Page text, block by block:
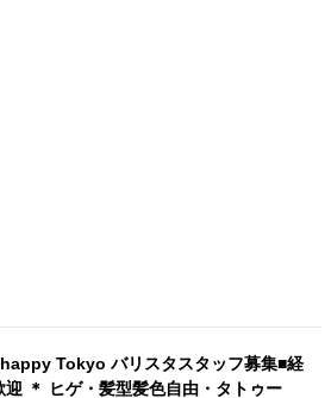
Tokyo バリスタスタッフ募集■経
迎 ＊ ヒゲ・髪型髪色自由・タトゥー